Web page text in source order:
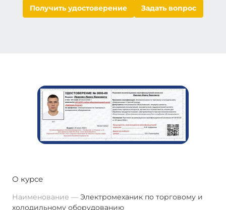
Получить удостоверение Задать вопрос
О курсе
Наименование
Электромеханик по торговому и
холодильному оборудованию